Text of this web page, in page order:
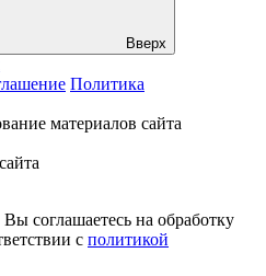
Вверх
Политика
материалов сайта
соглашаетесь на обработку
с политикой